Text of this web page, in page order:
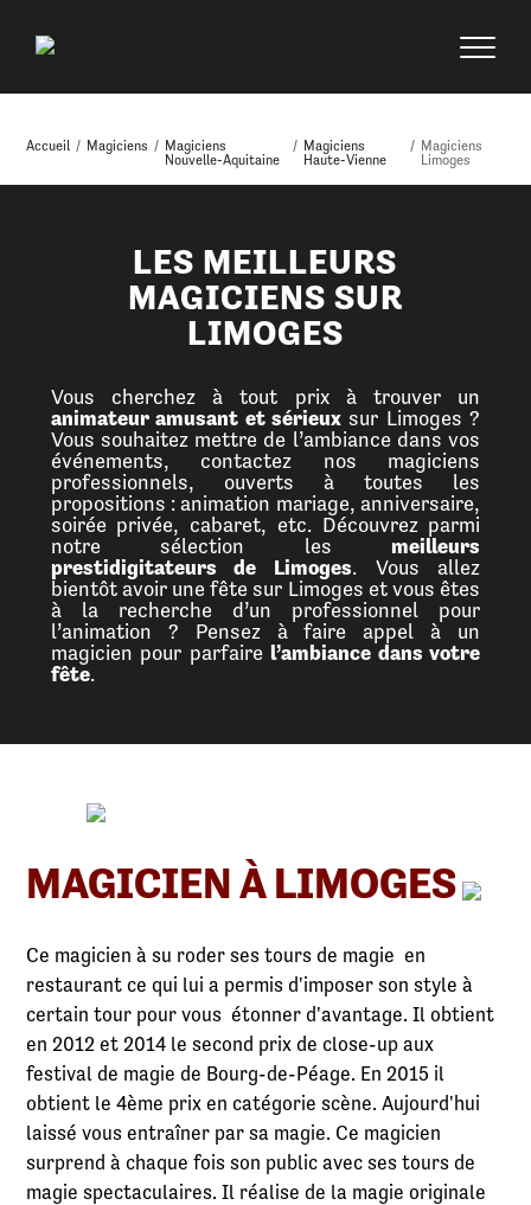
Accueil / Magiciens / Magiciens
Nouvelle-Aquitaine
/ Magiciens
Haute-Vienne
/ Magiciens
Limoges
LES MEILLEURS
MAGICIENS SUR
LIMOGES
Vous cherchez à tout prix à trouver un
animateur amusant et sérieux sur Limoges ?
Vous souhaitez mettre de l’ambiance dans vos
événements, contactez nos magiciens
professionnels, ouverts à toutes les
propositions : animation mariage, anniversaire,
soirée privée, cabaret, etc. Découvrez parmi
notre sélection les meilleurs
prestidigitateurs de Limoges. Vous allez
bientôt avoir une fête sur Limoges et vous êtes
à la recherche d’un professionnel pour
l’animation ? Pensez à faire appel à un
magicien pour parfaire l’ambiance dans votre
fête.
MAGICIEN À LIMOGES
Ce magicien à su roder ses tours de magie en
restaurant ce qui lui a permis d'imposer son style à
certain tour pour vous étonner d'avantage. Il obtient
en 2012 et 2014 le second prix de close-up aux
festival de magie de Bourg-de-Péage. En 2015 il
obtient le 4ème prix en catégorie scène. Aujourd'hui
laissé vous entraîner par sa magie. Ce magicien
surprend à chaque fois son public avec ses tours de
magie spectaculaires. Il réalise de la magie originale